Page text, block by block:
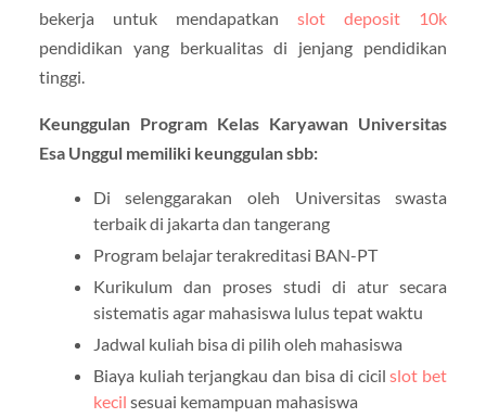
bekerja untuk mendapatkanslot deposit 10k
pendidikan yang berkualitas di jenjang pendidikan
tinggi.
Keunggulan Program Kelas Karyawan Universitas
Esa Unggul memiliki keunggulan sbb:
Di selenggarakan oleh Universitas swasta
terbaik di jakarta dan tangerang
Program belajar terakreditasi BAN-PT
Kurikulum dan proses studi di atur secara
sistematis agar mahasiswa lulus tepat waktu
Jadwal kuliah bisa di pilih oleh mahasiswa
Biaya kuliah terjangkau dan bisa di cicilslot bet
kecil sesuai kemampuan mahasiswa